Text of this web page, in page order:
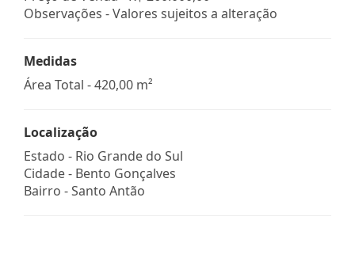
Observações - Valores sujeitos a alteração
Medidas
Área Total - 420,00 m²
Localização
Estado - Rio Grande do Sul
Cidade - Bento Gonçalves
Bairro -Santo Antão